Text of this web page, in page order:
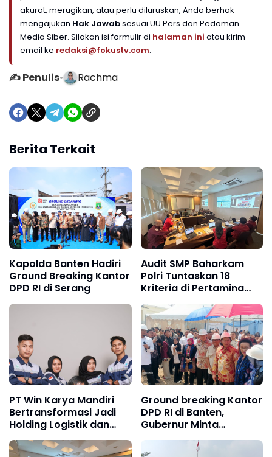
akurat, merugikan, atau perlu diluruskan, Anda berhak
mengajukan Hak Jawabsesuai UU Pers dan Pedoman
Media Siber. Silakan isi formulir di halaman ini atau kirim
email ke redaksi@fokustv.com.
✍️ Penulis• Rachma
Berita Terkait
Kapolda Banten Hadiri
Ground Breaking Kantor
DPD RI di Serang
Audit SMP Baharkam
Polri Tuntaskan 18
Kriteria di Pertamina
Jabar
PT Win Karya Mandiri
Bertransformasi Jadi
Holding Logistik dan
Manufaktur
Ground breaking Kantor
DPD RI di Banten,
Gubernur Minta
Dukungan Pelebaran
Jalan Nasional